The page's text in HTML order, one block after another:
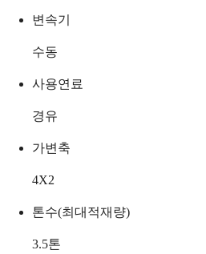
변속기
수동
사용연료
경유
가변축
4X2
톤수(최대적재량)
3.5톤